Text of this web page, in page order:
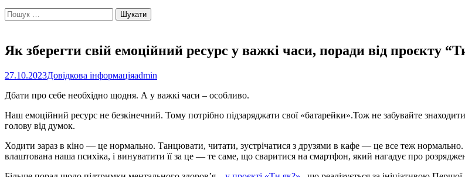
Пошук:
Як зберегти свій емоційний ресурс у важкі часи, поради від проєкту
27.10.2023Довідкова інформаціяadmin
Дбати про себе необхідно щодня. А у важкі часи – особливо.
Наш емоційний ресурс не безкінечний. Тому потрібно підзаряджати свої «батарейки».Тож не забувайте
голову від думок.
Ходити зараз в кіно — це нормально. Танцювати, читати, зустрічатися з друзями в кафе — це все теж
влаштована наша психіка, і винуватити її за це — те саме, що сваритися на смартфон, який нагадує про